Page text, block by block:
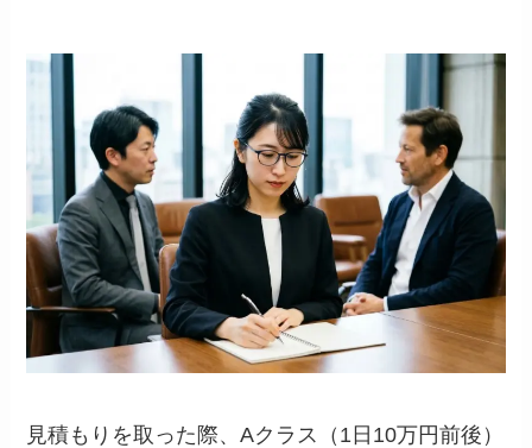
見積もりを取った際、Aクラス（1日10万円前後）